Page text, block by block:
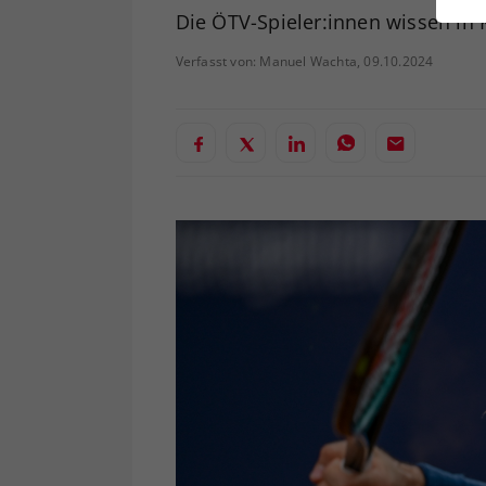
Die ÖTV-Spieler:innen wissen
Verfasst von: Manuel Wachta, 09.10.2024